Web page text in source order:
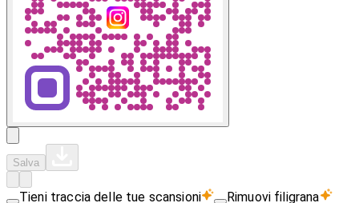
Salva
Tieni traccia delle tue scansioni Rimuovi filigrana